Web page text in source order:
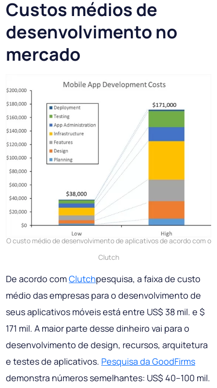
Custos médios de
desenvolvimento no
mercado
O custo médio de desenvolvimento de aplicativos de acordo com o
Clutch
De acordo comClutchpesquisa, a faixa de custo
médio das empresas para o desenvolvimento de
seus aplicativos móveis está entre US$ 38 mil. e $
171 mil. A maior parte desse dinheiro vai para o
desenvolvimento de design, recursos, arquitetura
e testes de aplicativos. Pesquisa da GoodFirms
demonstra números semelhantes: US$ 40–100 mil.